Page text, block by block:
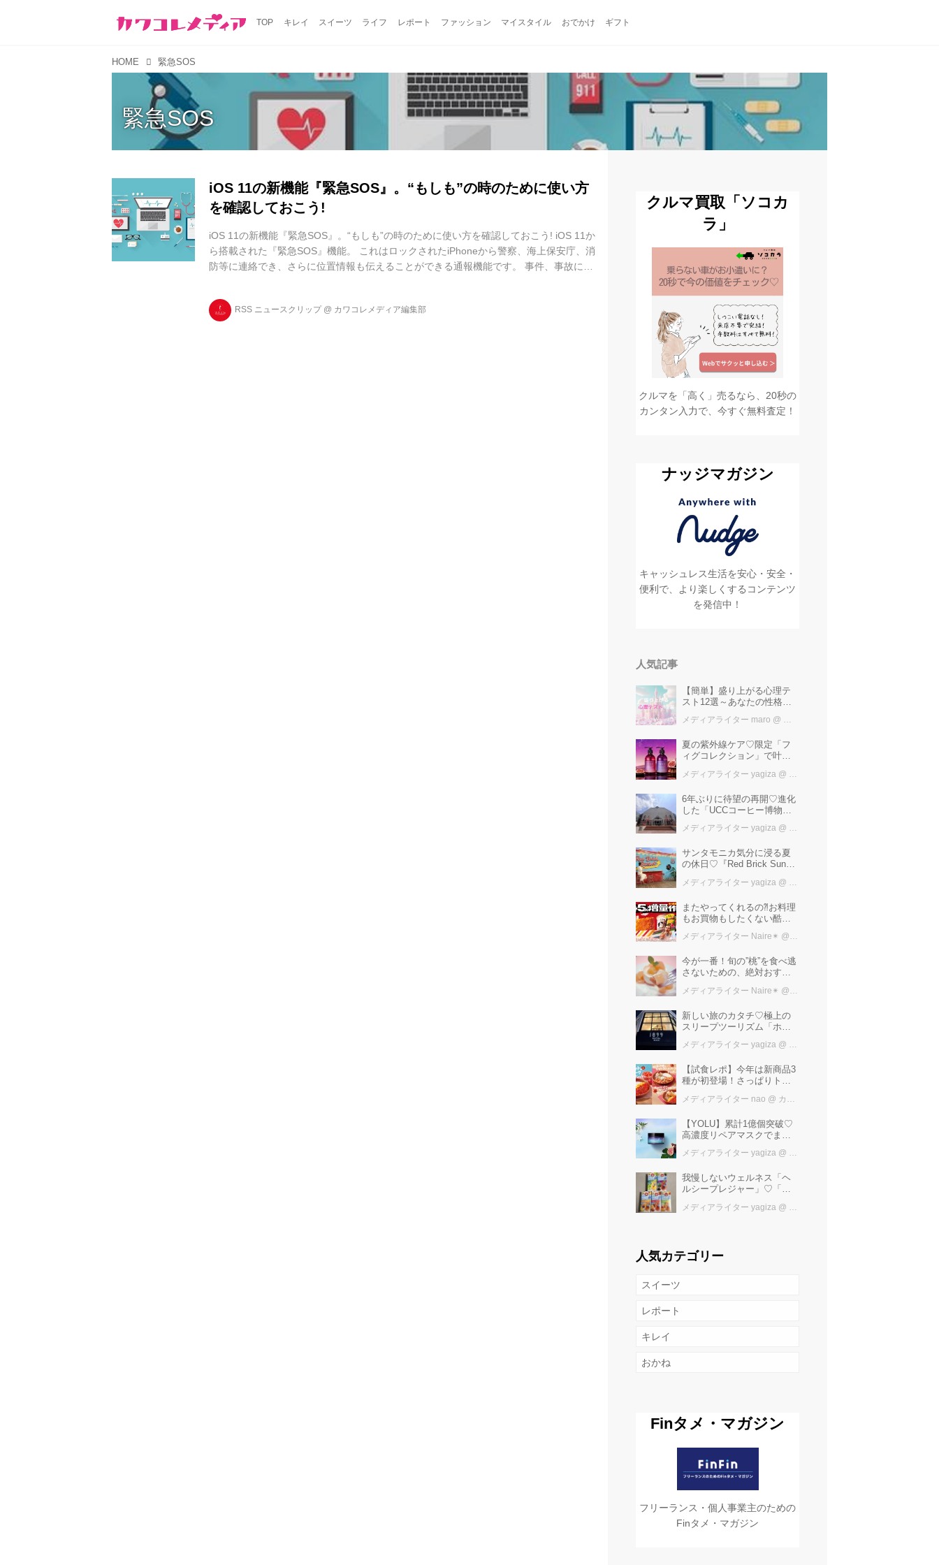
TOP キレイ スイーツ ライフ レポート ファッション マイスタイル おでかけ ギフト
HOME 緊急SOS
緊急SOS
iOS 11の新機能『緊急SOS』。“もしも”の時のために使い方
を確認しておこう!
iOS 11の新機能『緊急SOS』。“もしも”の時のために使い方を確認しておこう! iOS 11か
ら搭載された『緊急SOS』機能。 これはロックされたiPhoneから警察、海上保安庁、消
防等に連絡でき、さらに位置情報も伝えることができる通報機能です。 事件、事故に巻
RSS ニュースクリップ @ カワコレメディア編集部
クルマ買取「ソコカ
ラ」
クルマを「高く」売るなら、20秒の
カンタン入力で、今すぐ無料査定！
ナッジマガジン
キャッシュレス生活を安心・安全・
便利で、より楽しくするコンテンツ
を発信中！
人気記事
【簡単】盛り上がる心理テ
スト12選～あなたの性格を
メディアライター maro @ カワコレメディア編集部
夏の紫外線ケア♡限定「フ
ィグコレクション」で叶え
メディアライター yagiza @ カワコレメディア編集部
6年ぶりに待望の再開♡進化
した「UCCコーヒー博物
ーマパーク”！館内展示の全
メディアライター yagiza @ カワコレメディア編集部
サンタモニカ気分に浸る夏
の休日♡『Red Brick Sunset
レンガ倉庫】
メディアライター yagiza @ カワコレメディア編集部
またやってくれるの⁈お料理
もお買物もしたくない酷暑
けば増量中！！
メディアライター Naire✴︎ @ カワコレメディア編集部
今が一番！旬の”桃”を食べ逃
さないための、絶対おすす
メディアライター Naire✴︎ @ カワコレメディア編集部
新しい旅のカタチ♡極上の
スリープツーリズム「ホテ
で「ととの寝」快眠ステイ
メディアライター yagiza @ カワコレメディア編集部
【試食レポ】今年は新商品3
種が初登場！さっぱりトマ
びっくりドンキーの「トマ
限定発売中♪
メディアライター nao @ カワコレメディア編集部
【YOLU】累計1億個突破♡
高濃度リペアマスクでまと
メディアライター yagiza @ カワコレメディア編集部
我慢しないウェルネス「ヘ
ルシープレジャー」♡「水
るおいしい水分補給
メディアライター yagiza @ カワコレメディア編集部
人気カテゴリー
スイーツ
レポート
キレイ
おかね
Finタメ・マガジン
フリーランス・個人事業主のための
Finタメ・マガジン